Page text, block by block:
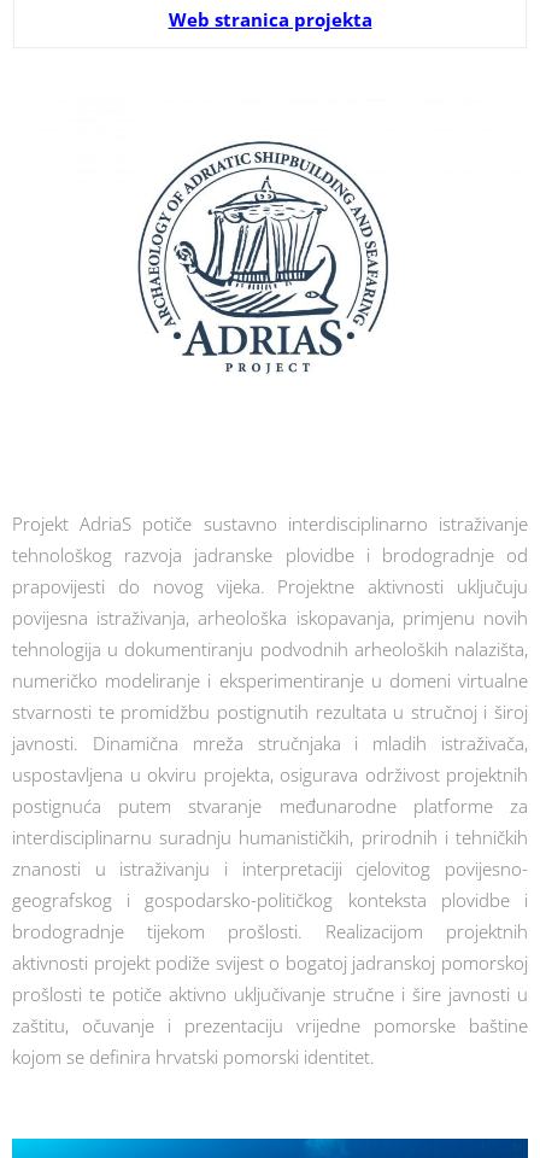
Web stranica projekta
Projekt AdriaS potiče sustavno interdisciplinarno istraživanje
tehnološkog razvoja jadranske plovidbe i brodogradnje od
prapovijesti do novog vijeka. Projektne aktivnosti uključuju
povijesna istraživanja, arheološka iskopavanja, primjenu novih
tehnologija u dokumentiranju podvodnih arheoloških nalazišta,
numeričko modeliranje i eksperimentiranje u domeni virtualne
stvarnosti te promidžbu postignutih rezultata u stručnoj i široj
javnosti. Dinamična mreža stručnjaka i mladih istraživača,
uspostavljena u okviru projekta, osigurava održivost projektnih
postignuća putem stvaranje međunarodne platforme za
interdisciplinarnu suradnju humanističkih, prirodnih i tehničkih
znanosti u istraživanju i interpretaciji cjelovitog povijesno-
geografskog i gospodarsko-političkog konteksta plovidbe i
brodogradnje tijekom prošlosti. Realizacijom projektnih
aktivnosti projekt podiže svijest o bogatoj jadranskoj pomorskoj
prošlosti te potiče aktivno uključivanje stručne i šire javnosti u
zaštitu, očuvanje i prezentaciju vrijedne pomorske baštine
kojom se definira hrvatski pomorski identitet.